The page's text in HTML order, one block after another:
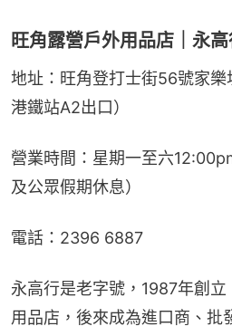
旺角露營戶外用品店｜永
地址：旺角登打士街56號家
港鐵站A2出口）
營業時間：星期一至六
及公眾假期休息）
電話：2396 6887
永高行是老字號，1987年創
用品店，後來成為進口商、批